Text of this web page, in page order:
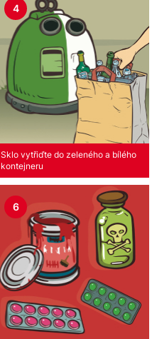
4
Sklo vytřiďte do zeleného a bílého
kontejneru
6